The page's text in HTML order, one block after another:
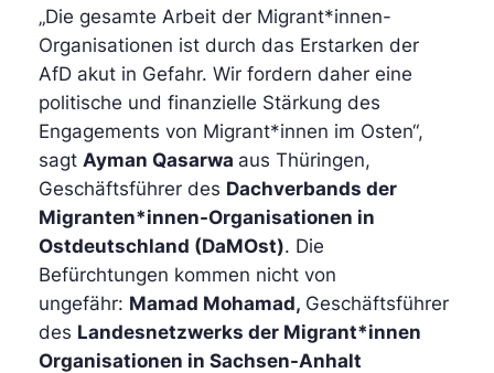
„Die gesamte Arbeit der Migrant*innen-
Organisationen ist durch das Erstarken der
AfD akut in Gefahr. Wir fordern daher eine
politische und finanzielle Stärkung des
Engagements von Migrant*innen im Osten“,
sagt Ayman Qasarwa aus Thüringen,
Geschäftsführer des Dachverbands der
Migranten*innen-Organisationen in
Ostdeutschland (DaMOst). Die
Befürchtungen kommen nicht von
ungefähr: Mamad Mohamad, Geschäftsführer
des Landesnetzwerks der Migrant*innen
Organisationen in Sachsen-Anhalt